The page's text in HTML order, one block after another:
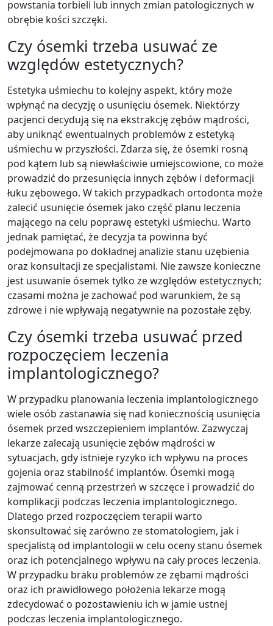
powstania torbieli lub innych zmian patologicznych w
obrębie kości szczęki.
Czy ósemki trzeba usuwać ze
względów estetycznych?
Estetyka uśmiechu to kolejny aspekt, który może
wpłynąć na decyzję o usunięciu ósemek. Niektórzy
pacjenci decydują się na ekstrakcję zębów mądrości,
aby uniknąć ewentualnych problemów z estetyką
uśmiechu w przyszłości. Zdarza się, że ósemki rosną
pod kątem lub są niewłaściwie umiejscowione, co może
prowadzić do przesunięcia innych zębów i deformacji
łuku zębowego. W takich przypadkach ortodonta może
zalecić usunięcie ósemek jako część planu leczenia
mającego na celu poprawę estetyki uśmiechu. Warto
jednak pamiętać, że decyzja ta powinna być
podejmowana po dokładnej analizie stanu uzębienia
oraz konsultacji ze specjalistami. Nie zawsze konieczne
jest usuwanie ósemek tylko ze względów estetycznych;
czasami można je zachować pod warunkiem, że są
zdrowe i nie wpływają negatywnie na pozostałe zęby.
Czy ósemki trzeba usuwać przed
rozpoczęciem leczenia
implantologicznego?
W przypadku planowania leczenia implantologicznego
wiele osób zastanawia się nad koniecznością usunięcia
ósemek przed wszczepieniem implantów. Zazwyczaj
lekarze zalecają usunięcie zębów mądrości w
sytuacjach, gdy istnieje ryzyko ich wpływu na proces
gojenia oraz stabilność implantów. Ósemki mogą
zajmować cenną przestrzeń w szczęce i prowadzić do
komplikacji podczas leczenia implantologicznego.
Dlatego przed rozpoczęciem terapii warto
skonsultować się zarówno ze stomatologiem, jak i
specjalistą od implantologii w celu oceny stanu ósemek
oraz ich potencjalnego wpływu na cały proces leczenia.
W przypadku braku problemów ze zębami mądrości
oraz ich prawidłowego położenia lekarze mogą
zdecydować o pozostawieniu ich w jamie ustnej
podczas leczenia implantologicznego.